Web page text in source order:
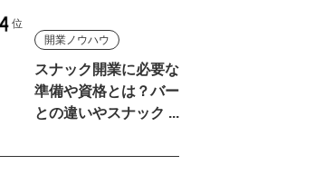
開業ノウハウ
スナック開業に必要な
準備や資格とは？バー
との違いやスナック ...